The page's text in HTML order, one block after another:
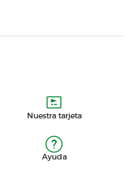
Nuestra tarjeta
Ayuda